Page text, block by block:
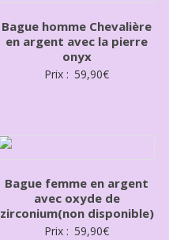
Bague homme Chevalière
en argent avec la pierre
onyx
Prix : 59,90€
Bague femme en argent
avec oxyde de
zirconium(non disponible)
Prix : 59,90€